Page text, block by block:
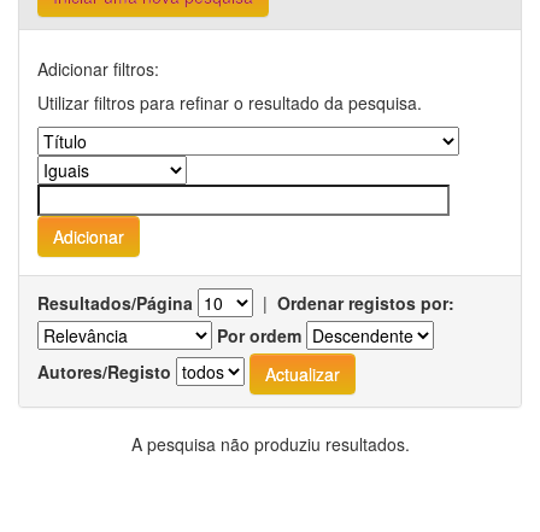
Adicionar filtros:
Utilizar filtros para refinar o resultado da pesquisa.
Resultados/Página | Ordenar registos por:
Por ordem
Autores/Registo
A pesquisa não produziu resultados.